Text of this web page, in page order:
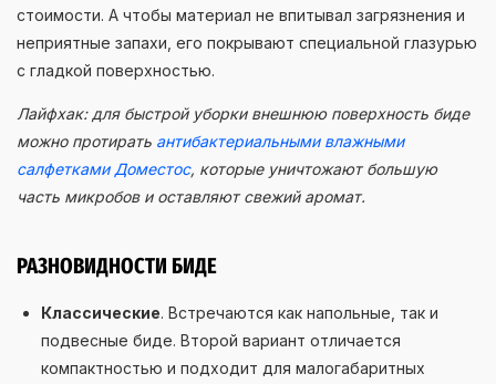
стоимости. А чтобы материал не впитывал загрязнения и
неприятные запахи, его покрывают специальной глазурью
с гладкой поверхностью.
Лайфхак: для быстрой уборки внешнюю поверхность биде
можно протирать антибактериальными влажными
салфетками Доместос, которые уничтожают большую
часть микробов и оставляют свежий аромат.
РАЗНОВИДНОСТИ БИДЕ
Классические. Встречаются как напольные, так и
подвесные биде. Второй вариант отличается
компактностью и подходит для малогабаритных